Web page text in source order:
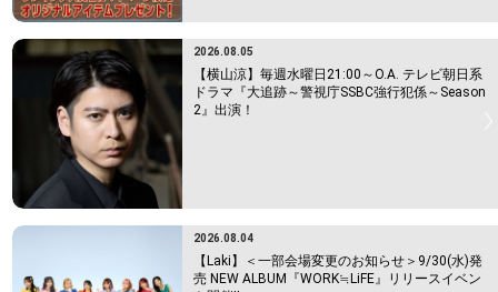
2026.08.05
【横山涼】毎週水曜日21:00～O.A. テレビ朝日系
ドラマ『大追跡～警視庁SSBC強行犯係～Season
2』出演！
2026.08.04
【Laki】＜一部会場変更のお知らせ＞9/30(水)発
売 NEW ALBUM『WORK≒LiFE』リリースイベン